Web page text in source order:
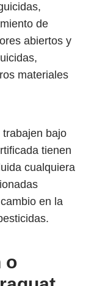
de
abiertos y
materiales
bajo
tienen
cualquiera
en la
o